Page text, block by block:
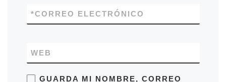
CORREO ELECTRÓNICO
*
WEB
GUARDA MI NOMBRE, CORREO